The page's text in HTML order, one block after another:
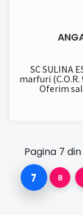
SC SULINA
marfuri
Oferim
Pagina 7
7 8